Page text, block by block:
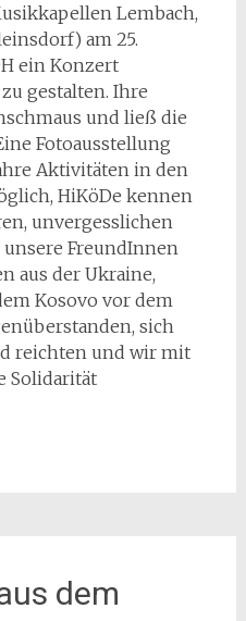
Lembach,
am 25.
ein Konzert
gestalten. Ihre
und ließ die
Fotoausstellung
Aktivitäten in den
HiKöDe kennen
unvergesslichen
FreundInnen
aus der Ukraine,
Kosovo vor dem
sich
reichten und wir mit
Solidarität
dem